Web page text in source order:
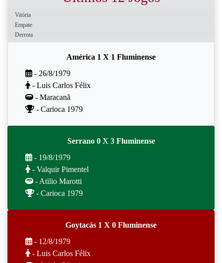
Vitória
Empate
Derrota
América 1 X 1 Fluminense
- 26/8/1979
- Luis Carlos Félix
- Maracanã
- Carioca 1979
Serrano 0 X 3 Fluminense
- 19/8/1979
- Valquir Pimentel
- Atilio Marotti
- Carioca 1979
Goytacás 1 X 0 Fluminense
- 12/8/1979
- Luis Carlos Félix